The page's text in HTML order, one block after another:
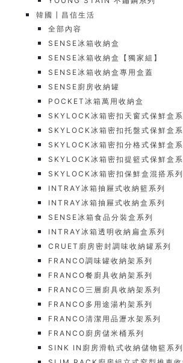
韓國┃昌信生活
全部內容
SENSE冰箱收納盒
SENSE冰箱收納盒【獨家組】
SENSE冰箱收納盒專用盒蓋
SENSE廚房收納罐
POCKET冰箱萬用收納盒
SKYLOCK冰箱密扣天窗式保鮮盒
SKYLOCK冰箱密扣托盤式保鮮盒
SKYLOCK冰箱密扣分格式保鮮盒
SKYLOCK冰箱密扣提籃式保鮮盒
SKYLOCK冰箱密扣保鮮盒混搭系列
INTRAY冰箱抽屜式收納籃系列
INTRAY冰箱抽屜式收納盒系列
SENSE冰箱食品分裝盒系列
INTRAY冰箱透明收納扁盒系列
CRUET廚房密封調味收納罐系列
FRANCO調味罐收納架系列
FRANCO餐廚具收納架系列
FRANCO三層廚具收納架系列
FRANCO多用途湯杓架系列
FRANCO清潔用品瀝水架系列
FRANCO廚房儲米桶系列
SINK IN廚房滑軌式收納儲物籃系列